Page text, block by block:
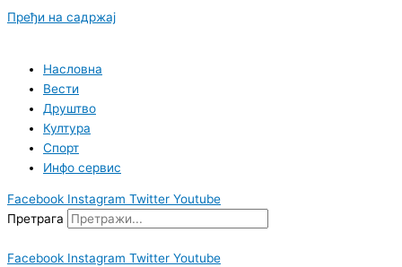
Пређи на садржај
Насловна
Вести
Друштво
Култура
Спорт
Инфо сервис
Facebook Instagram Twitter Youtube
Претрага
Facebook Instagram Twitter Youtube